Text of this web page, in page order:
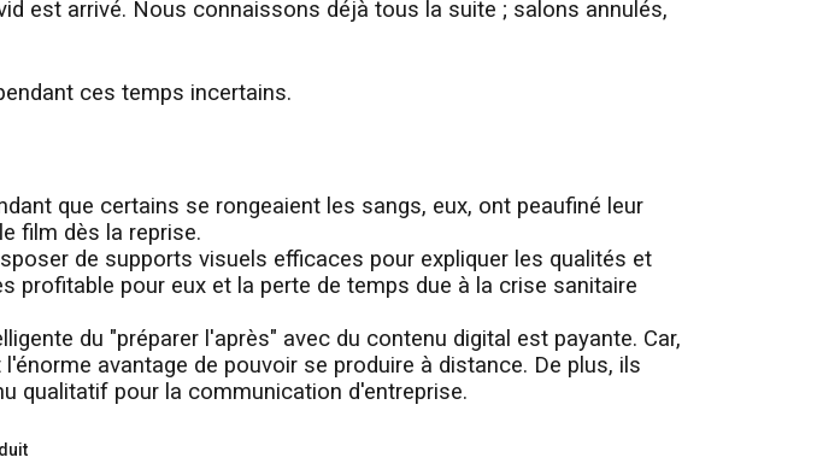
est arrivé. Nous connaissons déjà tous la suite ; salons annulés,
ces temps incertains.
que certains se rongeaient les sangs, eux, ont peaufiné leur
film dès la reprise.
de supports visuels efficaces pour expliquer les qualités et
profitable pour eux et la perte de temps due à la crise sanitaire
du "préparer l'après" avec du contenu digital est payante. Car,
avantage de pouvoir se produire à distance. De plus, ils
qualitatif pour la communication d'entreprise.